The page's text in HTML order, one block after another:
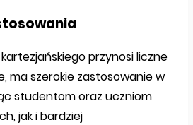
przynosi liczne
ma szerokie zastosowanie w
studentom oraz uczniom
jak i bardziej